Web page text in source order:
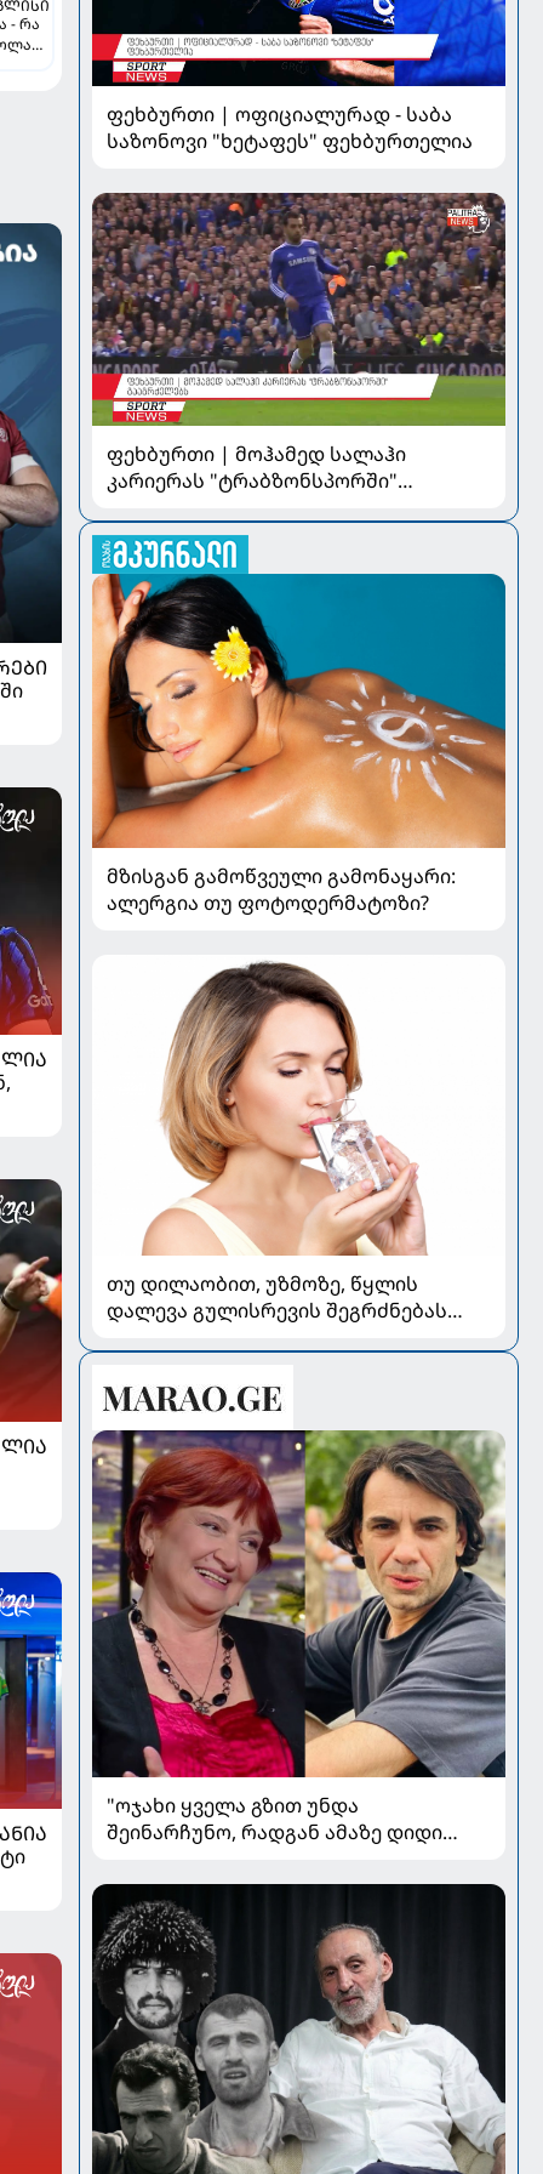
- რა
ფეხბურთი | ოფიციალურად - საბა
საზონოვი "ხეტაფეს" ფეხბურთელია
ფეხბურთი | მოჰამედ სალაჰი
კარიერას "ტრაბზონსპორში"
მზისგან გამოწვეული გამონაყარი:
ალერგია თუ ფოტოდერმატოზი?
თუ დილაობით, უზმოზე, წყლის
დალევა გულისრევის შეგრძნებას
"ოჯახი ყველა გზით უნდა
შეინარჩუნო, რადგან ამაზე დიდი
რეჟისორ ციცინო კობიაშვილის
ცნობილი ოჯახი და ამბები კულისებს
მიღმა